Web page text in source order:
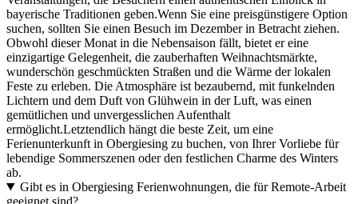
bayerische Traditionen geben.Wenn Sie eine preisgünstigere Option
suchen, sollten Sie einen Besuch im Dezember in Betracht ziehen.
Obwohl dieser Monat in die Nebensaison fällt, bietet er eine
einzigartige Gelegenheit, die zauberhaften Weihnachtsmärkte,
wunderschön geschmückten Straßen und die Wärme der lokalen
Feste zu erleben. Die Atmosphäre ist bezaubernd, mit funkelnden
Lichtern und dem Duft von Glühwein in der Luft, was einen
gemütlichen und unvergesslichen Aufenthalt
ermöglicht.Letztendlich hängt die beste Zeit, um eine
Ferienunterkunft in Obergiesing zu buchen, von Ihrer Vorliebe für
lebendige Sommerszenen oder den festlichen Charme des Winters
ab.
Gibt es in Obergiesing Ferienwohnungen, die für Remote-Arbeit
geeignet sind?